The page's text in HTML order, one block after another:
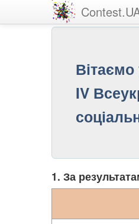
IV
1. За